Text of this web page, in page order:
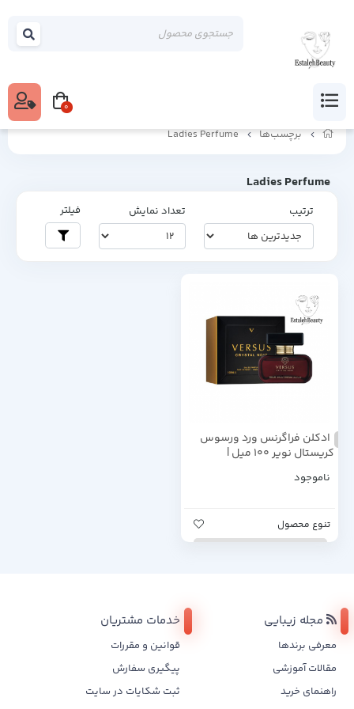
برچسب‌ها Ladies Perfume
Ladies Perfume
ترتیب تعداد نمایش فیلتر
ادکلن فراگرنس ورد ورسوس
کریستال نویر 100 میل |
Crystal Noir EDP 100ml
ناموجود
تنوع محصول
مجله زیبایی
معرفی برندها
مقالات آموزشی
راهنمای خرید
خدمات مشتریان
قوانین و مقررات
پیگیری سفارش
ثبت شکایات در سایت
0